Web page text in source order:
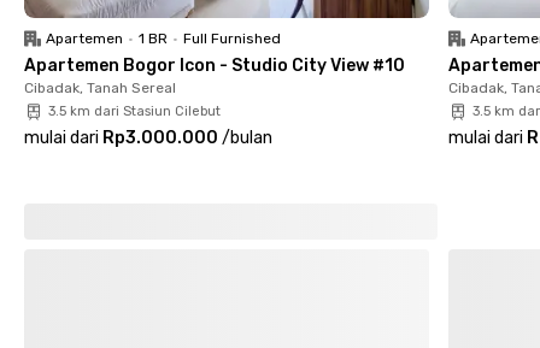
📍 Kopi Kenangan Dramaga 24 jam - 17 menit
📍 Hari Hari Swalayan - 18 menit
📍 Terminal Bubulak - 20 menit
📍 Stasiun Bogor - 30 menit
Rukita D'amora Dramaga Bogor bukan hanya tempat tinggal,
Apartemen • 1 BR • Full Furnished
Apartemen Bogor Icon - Studio City View #10
Cibadak, Tanah Sereal
3.5 km dari Stasiun Cilebut
mulai dari Rp3.000.000 /bulan
Cibadak,
3.5 km
mulai dari